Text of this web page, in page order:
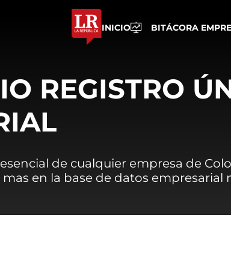
INICIO BITÁCORA
REGISTRO
de cualquier empresa de
mas en la base de datos empresarial